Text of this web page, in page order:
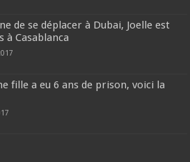
de se déplacer à Dubai, Joelle est
à Casablanca
fille a eu 6 ans de prison, voici la